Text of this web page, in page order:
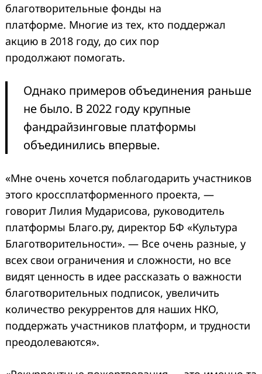
благотворительные фонды на
платформе. Многие из тех, кто поддержал
акцию в 2018 году, до сих пор
продолжают помогать.
Однако примеров объединения раньше
не было. В 2022 году крупные
фандрайзинговые платформы
объединились впервые.
«Мне очень хочется поблагодарить участников
этого кроссплатформенного проекта, —
говорит Лилия Мударисова, руководитель
платформы Благо.ру, директор БФ «Культура
Благотворительности». — Все очень разные, у
всех свои ограничения и сложности, но все
видят ценность в идее рассказать о важности
благотворительных подписок, увеличить
количество рекуррентов для наших НКО,
поддержать участников платформ, и трудности
преодолеваются».